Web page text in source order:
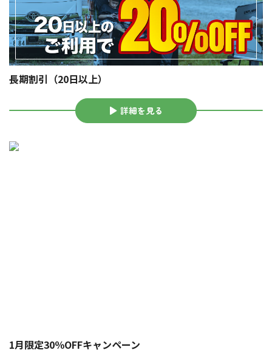
長期割引（20日以上）
詳細を見る
1月限定30％OFFキャンペーン